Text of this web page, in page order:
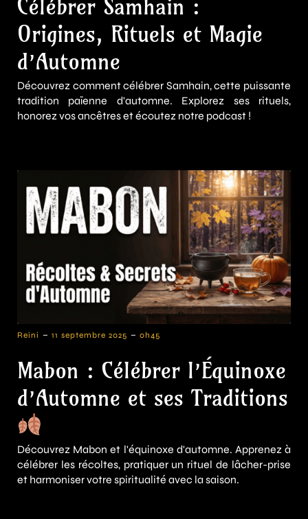
Célébrer Samhain :
Origines, Rituels et Magie
d’Automne
Découvrez comment célébrer Samhain, cette puissante
tradition païenne d'automne. Explorez ses rituels,
honorez vos ancêtres et écoutez notre podcast !
Reini - 11 septembre 2025 - 0h45
Mabon : Célébrer l’Équinoxe
d’Automne et ses Traditions
Découvrez Mabon et l'équinoxe d'automne. Apprenez à
célébrer les récoltes, pratiquer un rituel de lâcher-prise
et harmoniser votre spiritualité avec la saison.